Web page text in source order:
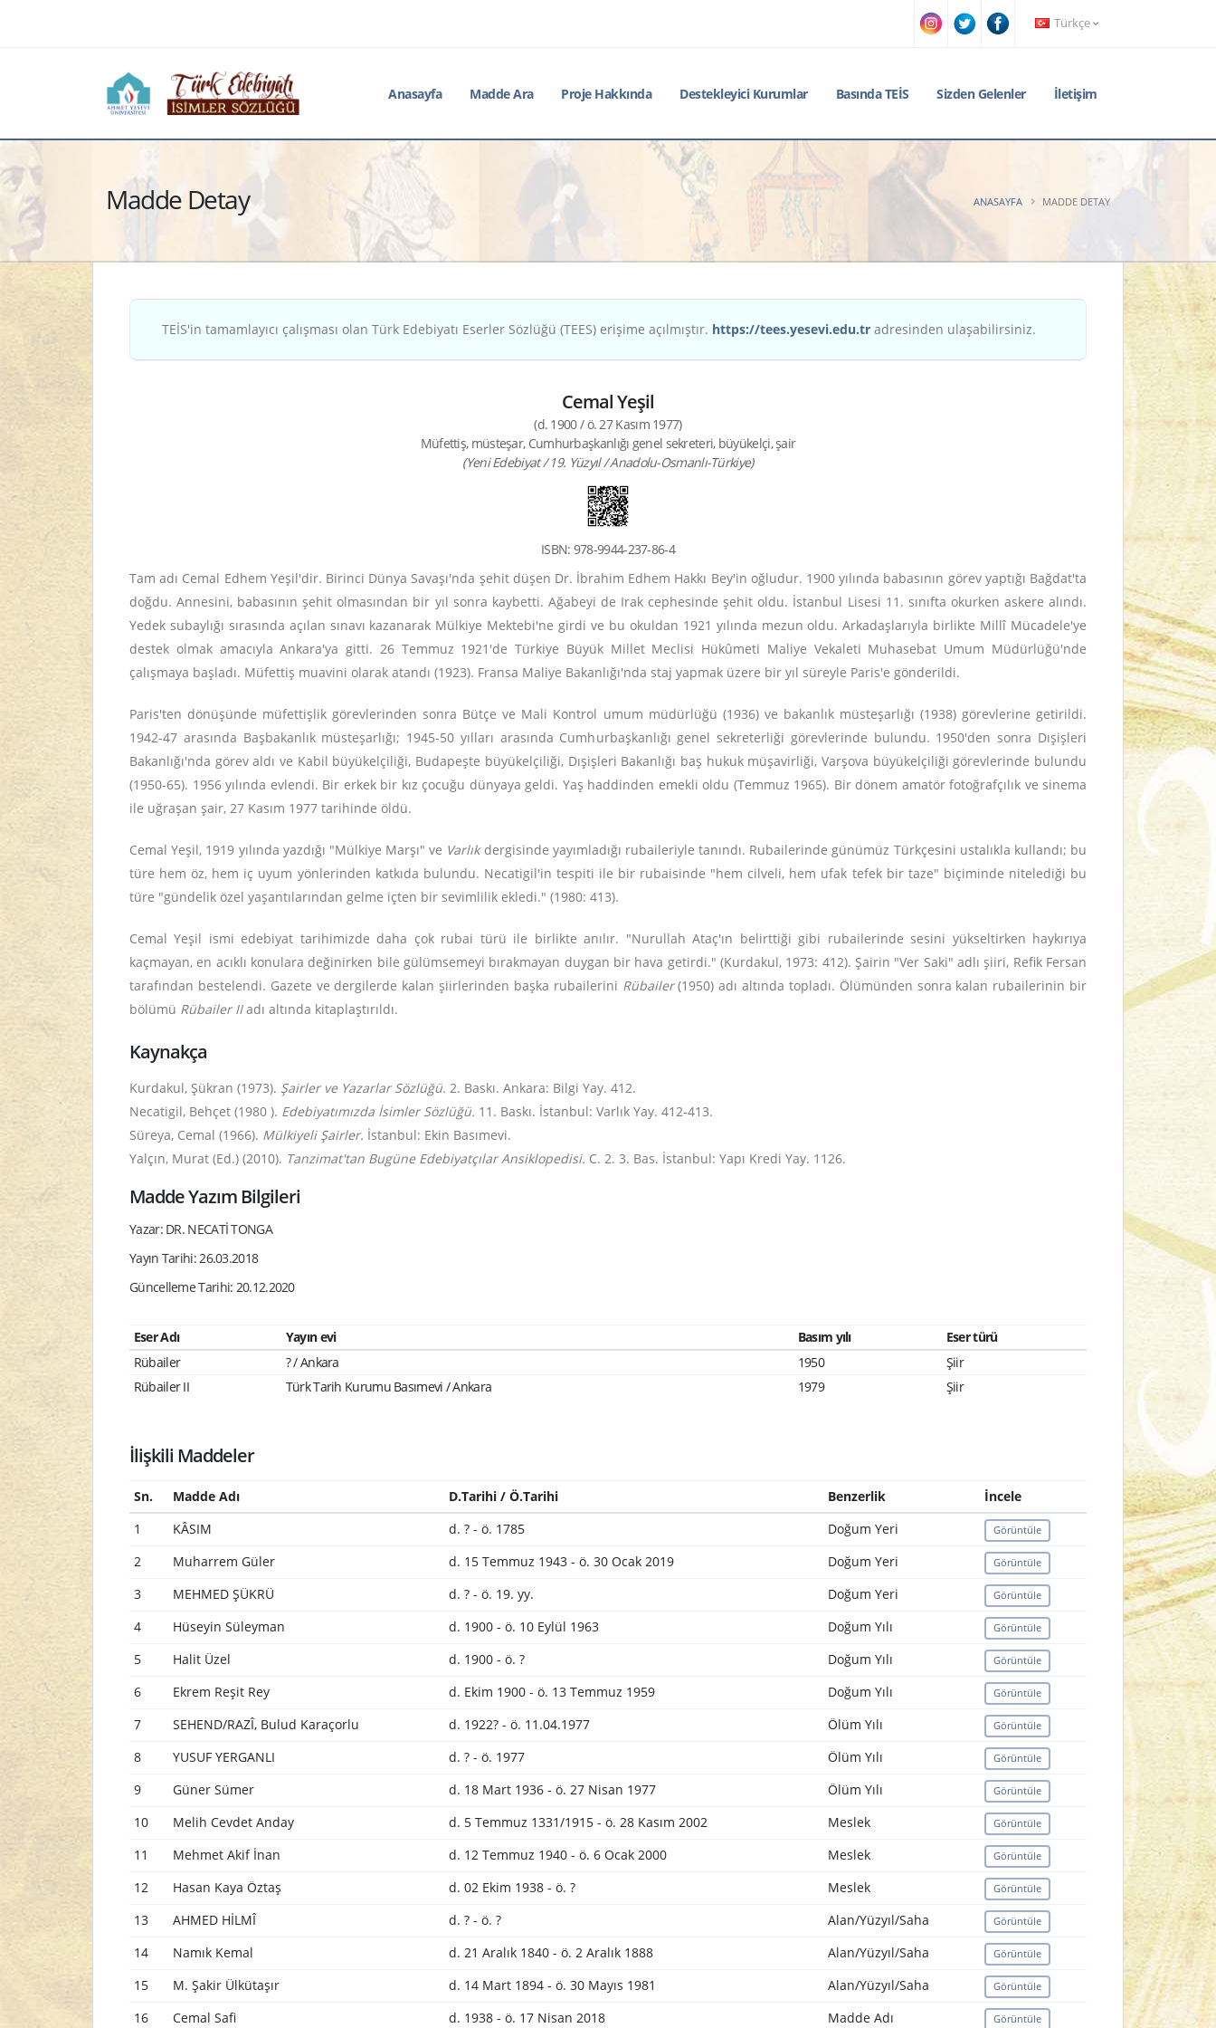
Türkçe
Anasayfa Madde Ara Proje Hakkında Destekleyici Kurumlar Basında TEİS Sizden Gelenler İletişim
Madde Detay ANASAYFA MADDE DETAY
TEİS'in tamamlayıcı çalışması olan Türk Edebiyatı Eserler Sözlüğü (TEES) erişime açılmıştır. https://tees.yesevi.edu.tr adresinden ulaşabilirsiniz.
Cemal Yeşil
(d. 1900 / ö. 27 Kasım 1977)
Müfettiş, müsteşar, Cumhurbaşkanlığı genel sekreteri, büyükelçi, şair
(Yeni Edebiyat / 19. Yüzyıl / Anadolu-Osmanlı-Türkiye)
ISBN: 978-9944-237-86-4
Tam adı Cemal Edhem Yeşil'dir. Birinci Dünya Savaşı'nda şehit düşen Dr. İbrahim Edhem Hakkı Bey'in oğludur. 1900 yılında babasının görev yaptığı Bağdat'ta
doğdu. Annesini, babasının şehit olmasından bir yıl sonra kaybetti. Ağabeyi de Irak cephesinde şehit oldu. İstanbul Lisesi 11. sınıfta okurken askere alındı.
Yedek subaylığı sırasında açılan sınavı kazanarak Mülkiye Mektebi'ne girdi ve bu okuldan 1921 yılında mezun oldu. Arkadaşlarıyla birlikte Millî Mücadele'ye
destek olmak amacıyla Ankara'ya gitti. 26 Temmuz 1921'de Türkiye Büyük Millet Meclisi Hükûmeti Maliye Vekaleti Muhasebat Umum Müdürlüğü'nde
çalışmaya başladı. Müfettiş muavini olarak atandı (1923). Fransa Maliye Bakanlığı'nda staj yapmak üzere bir yıl süreyle Paris'e gönderildi.
Paris'ten dönüşünde müfettişlik görevlerinden sonra Bütçe ve Mali Kontrol umum müdürlüğü (1936) ve bakanlık müsteşarlığı (1938) görevlerine getirildi.
1942-47 arasında Başbakanlık müsteşarlığı; 1945-50 yılları arasında Cumhurbaşkanlığı genel sekreterliği görevlerinde bulundu. 1950'den sonra Dışişleri
Bakanlığı'nda görev aldı ve Kabil büyükelçiliği, Budapeşte büyükelçiliği, Dışişleri Bakanlığı baş hukuk müşavirliği, Varşova büyükelçiliği görevlerinde bulundu
(1950-65). 1956 yılında evlendi. Bir erkek bir kız çocuğu dünyaya geldi. Yaş haddinden emekli oldu (Temmuz 1965). Bir dönem amatör fotoğrafçılık ve sinema
ile uğraşan şair, 27 Kasım 1977 tarihinde öldü.
Cemal Yeşil, 1919 yılında yazdığı "Mülkiye Marşı" ve Varlıkdergisinde yayımladığı rubaileriyle tanındı. Rubailerinde günümüz Türkçesini ustalıkla kullandı; bu
türe hem öz, hem iç uyum yönlerinden katkıda bulundu. Necatigil'in tespiti ile bir rubaisinde "hem cilveli, hem ufak tefek bir taze" biçiminde nitelediği bu
türe "gündelik özel yaşantılarından gelme içten bir sevimlilik ekledi." (1980: 413).
Cemal Yeşil ismi edebiyat tarihimizde daha çok rubai türü ile birlikte anılır. "Nurullah Ataç'ın belirttiği gibi rubailerinde sesini yükseltirken haykırıya
kaçmayan, en acıklı konulara değinirken bile gülümsemeyi bırakmayan duygan bir hava getirdi." (Kurdakul, 1973: 412). Şairin "Ver Saki" adlı şiiri, Refik Fersan
tarafından bestelendi. Gazete ve dergilerde kalan şiirlerinden başka rubailerini Rübailer(1950) adı altında topladı. Ölümünden sonra kalan rubailerinin bir
bölümü Rübailer IIadı altında kitaplaştırıldı.
Kaynakça
Kurdakul, Şükran (1973). Şairler ve Yazarlar Sözlüğü. 2. Baskı. Ankara: Bilgi Yay. 412.
Necatigil, Behçet (1980 ). Edebiyatımızda İsimler Sözlüğü. 11. Baskı. İstanbul: Varlık Yay. 412-413.
Süreya, Cemal (1966). Mülkiyeli Şairler. İstanbul: Ekin Basımevi.
Yalçın, Murat (Ed.) (2010). Tanzimat'tan Bugüne Edebiyatçılar Ansiklopedisi. C. 2. 3. Bas. İstanbul: Yapı Kredi Yay. 1126.
Madde Yazım Bilgileri
Yazar: DR. NECATİ TONGA
Yayın Tarihi: 26.03.2018
Güncelleme Tarihi: 20.12.2020
Eser Adı Yayın evi Basım yılı
Eser türü
Rübailer
? / Ankara 1950
Şiir
Rübailer II
Türk Tarih Kurumu Basımevi / Ankara 1979 Şiir
İlişkili Maddeler
Sn. Madde Adı D.Tarihi / Ö.Tarihi Benzerlik
İncele
1
KÂSIM d. ? - ö. 1785 Doğum Yeri Görüntüle
2 Muharrem Güler d. 15 Temmuz 1943 - ö. 30 Ocak 2019 Doğum Yeri Görüntüle
3 MEHMED ŞÜKRÜ d. ? - ö. 19. yy. Doğum Yeri Görüntüle
4 Hüseyin Süleyman d. 1900 - ö. 10 Eylül 1963 Doğum Yılı Görüntüle
5 Halit Üzel d. 1900 - ö. ? Doğum Yılı Görüntüle
6 Ekrem Reşit Rey d. Ekim 1900 - ö. 13 Temmuz 1959 Doğum Yılı Görüntüle
7 SEHEND/RAZÎ, Bulud Karaçorlu d. 1922? - ö. 11.04.1977 Ölüm Yılı Görüntüle
8 YUSUF YERGANLI d. ? - ö. 1977 Ölüm Yılı Görüntüle
9 Güner Sümer d. 18 Mart 1936 - ö. 27 Nisan 1977 Ölüm Yılı Görüntüle
10 Melih Cevdet Anday d. 5 Temmuz 1331/1915 - ö. 28 Kasım 2002 Meslek Görüntüle
11 Mehmet Akif İnan d. 12 Temmuz 1940 - ö. 6 Ocak 2000 Meslek Görüntüle
12 Hasan Kaya Öztaş d. 02 Ekim 1938 - ö. ? Meslek Görüntüle
13 AHMED HİLMÎ d. ? - ö. ? Alan/Yüzyıl/Saha Görüntüle
14 Namık Kemal d. 21 Aralık 1840 - ö. 2 Aralık 1888 Alan/Yüzyıl/Saha Görüntüle
15 M. Şakir Ülkütaşır d. 14 Mart 1894 - ö. 30 Mayıs 1981 Alan/Yüzyıl/Saha Görüntüle
16 Cemal Safi d. 1938 - ö. 17 Nisan 2018 Madde Adı Görüntüle